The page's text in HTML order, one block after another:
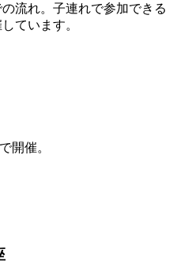
流れ。子連れで参加できる
ています。
開催。